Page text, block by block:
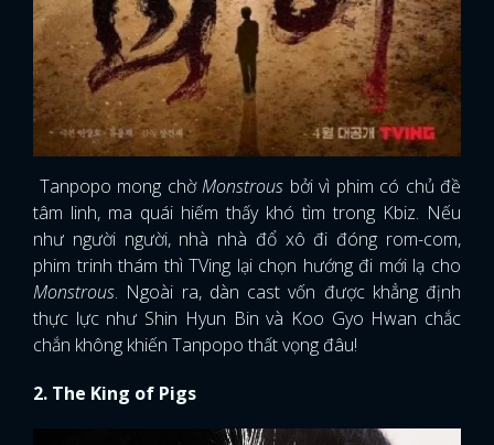
Tanpopo mong chờMonstrous bởi vì phim có chủ đề
tâm linh, ma quái hiếm thấy khó tìm trong Kbiz. Nếu
như người người, nhà nhà đổ xô đi đóng rom-com,
phim trinh thám thì TVing lại chọn hướng đi mới lạ cho
Monstrous. Ngoài ra, dàn cast vốn được khẳng định
thực lực như Shin Hyun Bin và Koo Gyo Hwan chắc
chắn không khiến Tanpopo thất vọng đâu!
2. The King of Pigs